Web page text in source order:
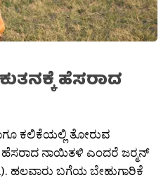
ಹೆಸರಾದ
ಕಲಿಕೆಯಲ್ಲಿ ತೋರುವ
ಹೆಸರಾದ ನಾಯಿತಳಿ ಎಂದರೆ ಜರ‍್ಮನ್
ಹಲವಾರು ಬಗೆಯ ಬೇಹುಗಾರಿಕೆ